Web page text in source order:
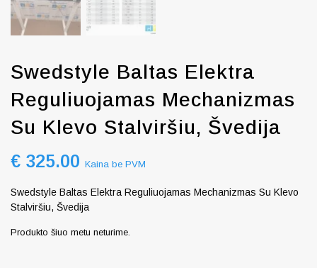
Swedstyle Baltas Elektra
Reguliuojamas Mechanizmas
Su Klevo Stalviršiu, Švedija
€ 325.00 Kaina be PVM
Swedstyle Baltas Elektra Reguliuojamas Mechanizmas Su Klevo
Stalviršiu, Švedija
Produkto šiuo metu neturime.